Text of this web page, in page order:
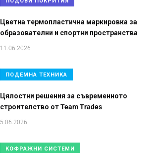
Цветна термопластична маркировка за
образователни и спортни пространства
11.06.2026
ПОДЕМНА ТЕХНИКА
Цялостни решения за съвременното
строителство от Team Trades
5.06.2026
КОФРАЖНИ СИСТЕМИ